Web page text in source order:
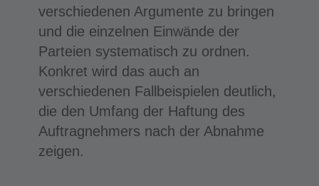
verschiedenen Argumente zu bringen
und die einzelnen Einwände der
Parteien systematisch zu ordnen.
Konkret wird das auch an
verschiedenen Fallbeispielen deutlich,
die den Umfang der Haftung des
Auftragnehmers nach der Abnahme
zeigen.